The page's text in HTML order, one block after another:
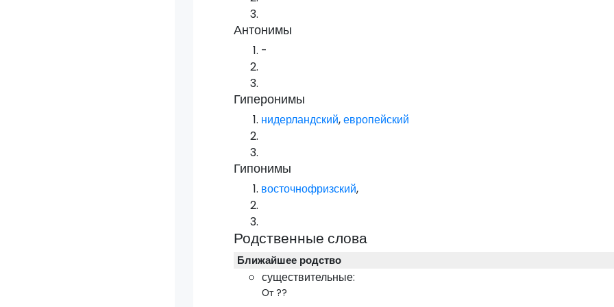
Антонимы
-
Гиперонимы
нидерландский,европейский
Гипонимы
восточнофризский,
Родственные слова
Ближайшее родство
существительные:
От ??